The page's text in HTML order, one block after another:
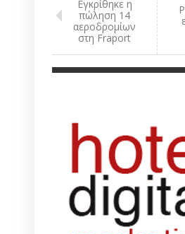
Εγκρίθηκε η
πώληση 14
αεροδρομίων
στη Fraport